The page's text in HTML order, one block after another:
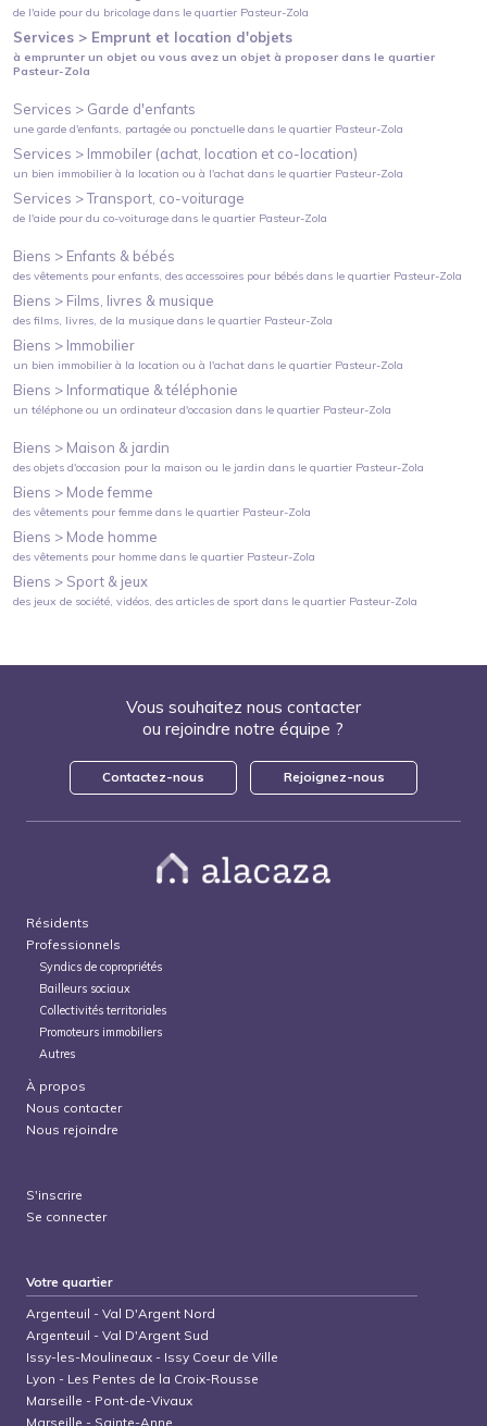
de l'aide pour du bricolage dans le quartier Pasteur-Zola
Services > Emprunt et location d'objets
à emprunter un objet ou vous avez un objet à proposer dans le quartier
Pasteur-Zola
Services > Garde d'enfants
une garde d'enfants, partagée ou ponctuelle dans le quartier Pasteur-Zola
Services > Immobiler (achat, location et co-location)
un bien immobilier à la location ou à l'achat dans le quartier Pasteur-Zola
Services >Transport, co-voiturage
de l'aide pour du co-voiturage dans le quartier Pasteur-Zola
Biens > Enfants & bébés
des vêtements pour enfants, des accessoires pour bébés dans le quartier Pasteur-Zola
Biens > Films, livres & musique
des films, livres, de la musique dans le quartier Pasteur-Zola
Biens > Immobilier
un bien immobilier à la location ou à l'achat dans le quartier Pasteur-Zola
Biens > Informatique & téléphonie
un téléphone ou un ordinateur d'occasion dans le quartier Pasteur-Zola
Biens > Maison & jardin
des objets d'occasion pour la maison ou le jardin dans le quartier Pasteur-Zola
Biens > Mode femme
des vêtements pour femme dans le quartier Pasteur-Zola
Biens > Mode homme
des vêtements pour homme dans le quartier Pasteur-Zola
Biens > Sport & jeux
des jeux de société, vidéos, des articles de sport dans le quartier Pasteur-Zola
Vous souhaitez nous contacter
ou rejoindre notre équipe ?
Contactez-nous Rejoignez-nous
Résidents
Professionnels
Syndics de copropriétés
Bailleurs sociaux
Collectivités territoriales
Promoteurs immobiliers
Autres
À propos
Nous contacter
Nous rejoindre
S'inscrire
Se connecter
Votre quartier
Argenteuil -Val D'Argent Nord
Argenteuil -Val D'Argent Sud
Issy-les-Moulineaux - Issy Coeur de Ville
Lyon - Les Pentes de la Croix-Rousse
Marseille - Pont-de-Vivaux
Marseille - Sainte-Anne